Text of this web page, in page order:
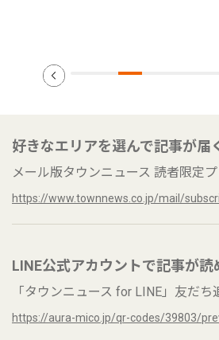
好きなエリアを選んで記事が届
メール版タウンニュース 読者限定
https://www.townnews.co.jp/mail/
LINE公式アカウントで記事が読
「タウンニュース for LINE」友だ
https://aura-mico.jp/qr-codes/39803/